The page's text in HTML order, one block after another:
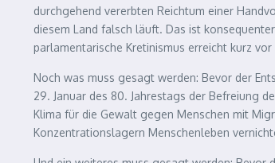
durchgehend vererbten Reichtum einer
diesem Land falsch läuft. Das ist
parlamentarische Kretinismus erreicht kurz
Noch was muss gesagt werden: Bevor der
29. Januar des 80. Jahrestags der Befreiung
Klima für die Gewalt gegen Menschen mit
Konzentrationslagern Menschenleben